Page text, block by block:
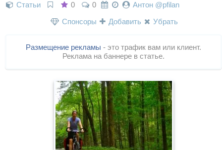
Статьи 0 0
Антон @pfilan
Спонсоры
Добавить Убрать
Размещение рекламы - это трафик вам или клиент.
Реклама на баннере в статье.